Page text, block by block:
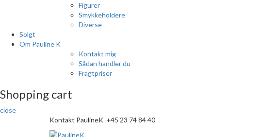
Figurer
Smykkeholdere
Diverse
Solgt
Om Pauline K
Kontakt mig
Sådan handler du
Fragtpriser
Shopping cart
close
Kontakt PaulineK +45 23 74 84 40